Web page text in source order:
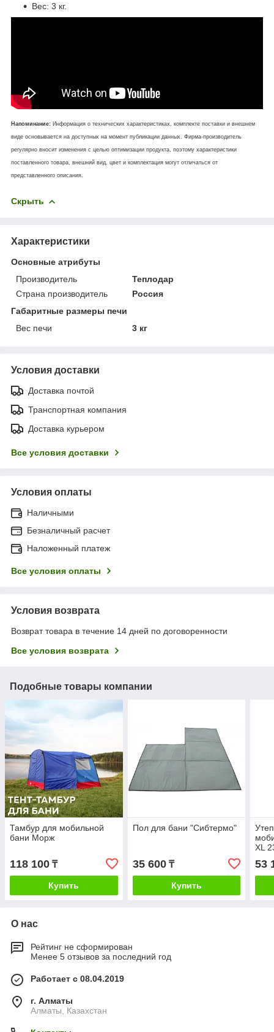
Вес: 3 кг.
Напоминание: Информация о технических характеристиках, комплекте поставки и внешнем
виде основывается на доступных на момент публикации данных. Фирма-производитель
регулярно вносит изменения с целью оптимизации продукта, поэтому характеристики
поставленного товара, внешний вид, цвет и комплектация могут отличаться от
представленного описания.
Скрыть
Характеристики
Основные атрибуты
Производитель
Теплодар
Страна производитель
Россия
Габаритные размеры печи
Вес печи
3 кг
Условия доставки
Доставка почтой
Транспортная компания
Доставка курьером
Все условия доставки
Условия оплаты
Наличными
Безналичный расчет
Наложенный платеж
Все условия оплаты
Условия возврата
Возврат товара в течение 14 дней по договоренности
Все условия возврата
Подобные товары компании
Тамбур для мобильной
бани Морж
118 100 ₸
Купить
Пол для бани "Сибтермо"
35 600₸
Купить
XL
53
О нас
Рейтинг не сформирован
Менее 5 отзывов за последний год
Работает с 08.04.2019
г. Алматы
Алматы, Казахстан